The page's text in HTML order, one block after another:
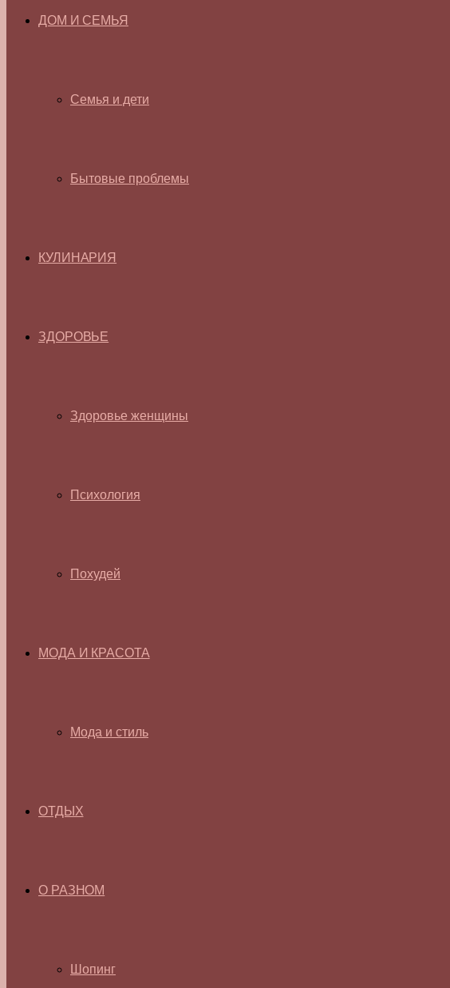
ДОМ И СЕМЬЯ
Семья и дети
Бытовые проблемы
КУЛИНАРИЯ
ЗДОРОВЬЕ
Здоровье женщины
Психология
Похудей
МОДА И КРАСОТА
Мода и стиль
ОТДЫХ
О РАЗНОМ
Шопинг